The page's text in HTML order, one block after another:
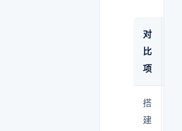
对
比
项
搭
建